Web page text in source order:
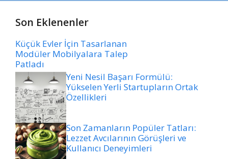
Son Eklenenler
Küçük Evler İçin Tasarlanan
Modüler Mobilyalara Talep
Patladı
Yeni Nesil Başarı Formülü:
Yükselen Yerli Startupların Ortak
Özellikleri
Son Zamanların Popüler Tatları:
Lezzet Avcılarının Görüşleri ve
Kullanıcı Deneyimleri